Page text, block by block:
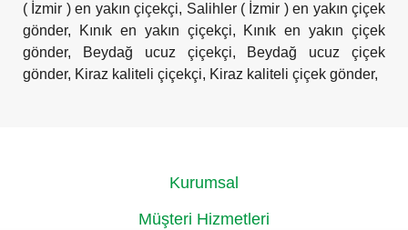
( İzmir ) en yakın çiçekçi, Salihler ( İzmir ) en yakın çiçek
gönder, Kınık en yakın çiçekçi, Kınık en yakın çiçek
gönder, Beydağ ucuz çiçekçi, Beydağ ucuz çiçek
gönder, Kiraz kaliteli çiçekçi, Kiraz kaliteli çiçek gönder,
Kurumsal
Müşteri Hizmetleri